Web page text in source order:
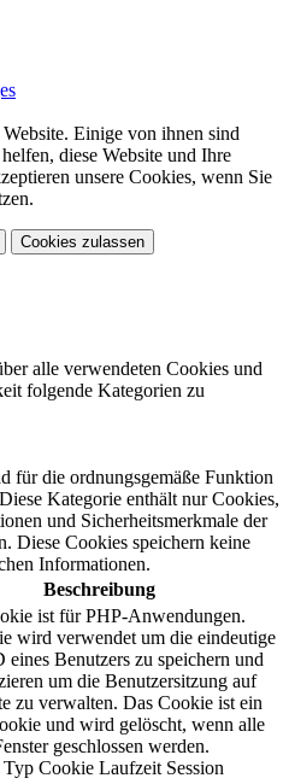
Einige von ihnen sind
diese Website und Ihre
unsere Cookies, wenn Sie
Cookies zulassen
alle verwendeten Cookies und
folgende Kategorien zu
für die ordnungsgemäße Funktion
Kategorie enthält nur Cookies,
und Sicherheitsmerkmale der
Diese Cookies speichern keine
Informationen.
Beschreibung
ist für PHP-Anwendungen.
wird verwendet um die eindeutige
eines Benutzers zu speichern und
um die Benutzersitzung auf
zu verwalten. Das Cookie ist ein
und wird gelöscht, wenn alle
geschlossen werden.
Typ Cookie Laufzeit Session